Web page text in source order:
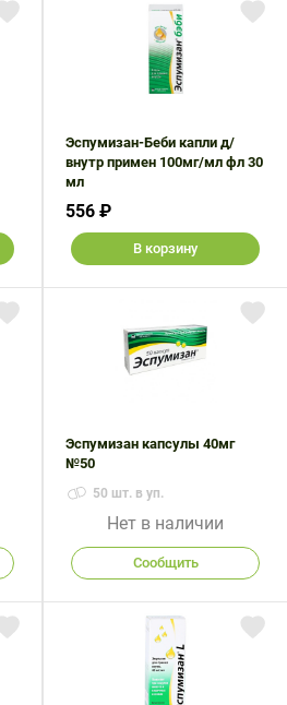
Эспумизан-Беби капли д/
внутр примен 100мг/мл фл 30
мл
556 ₽
В корзину
Эспумизан капсулы 40мг
№50
50 шт. в уп.
Нет в наличии
Сообщить
Стоматологические